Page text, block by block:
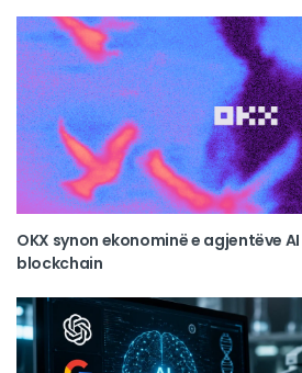
OKX synon ekonominë e agjentëve
blockchain